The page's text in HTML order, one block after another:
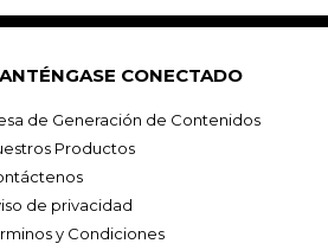
CONECTADO
de Generación de Contenidos
Productos
de privacidad
y Condiciones